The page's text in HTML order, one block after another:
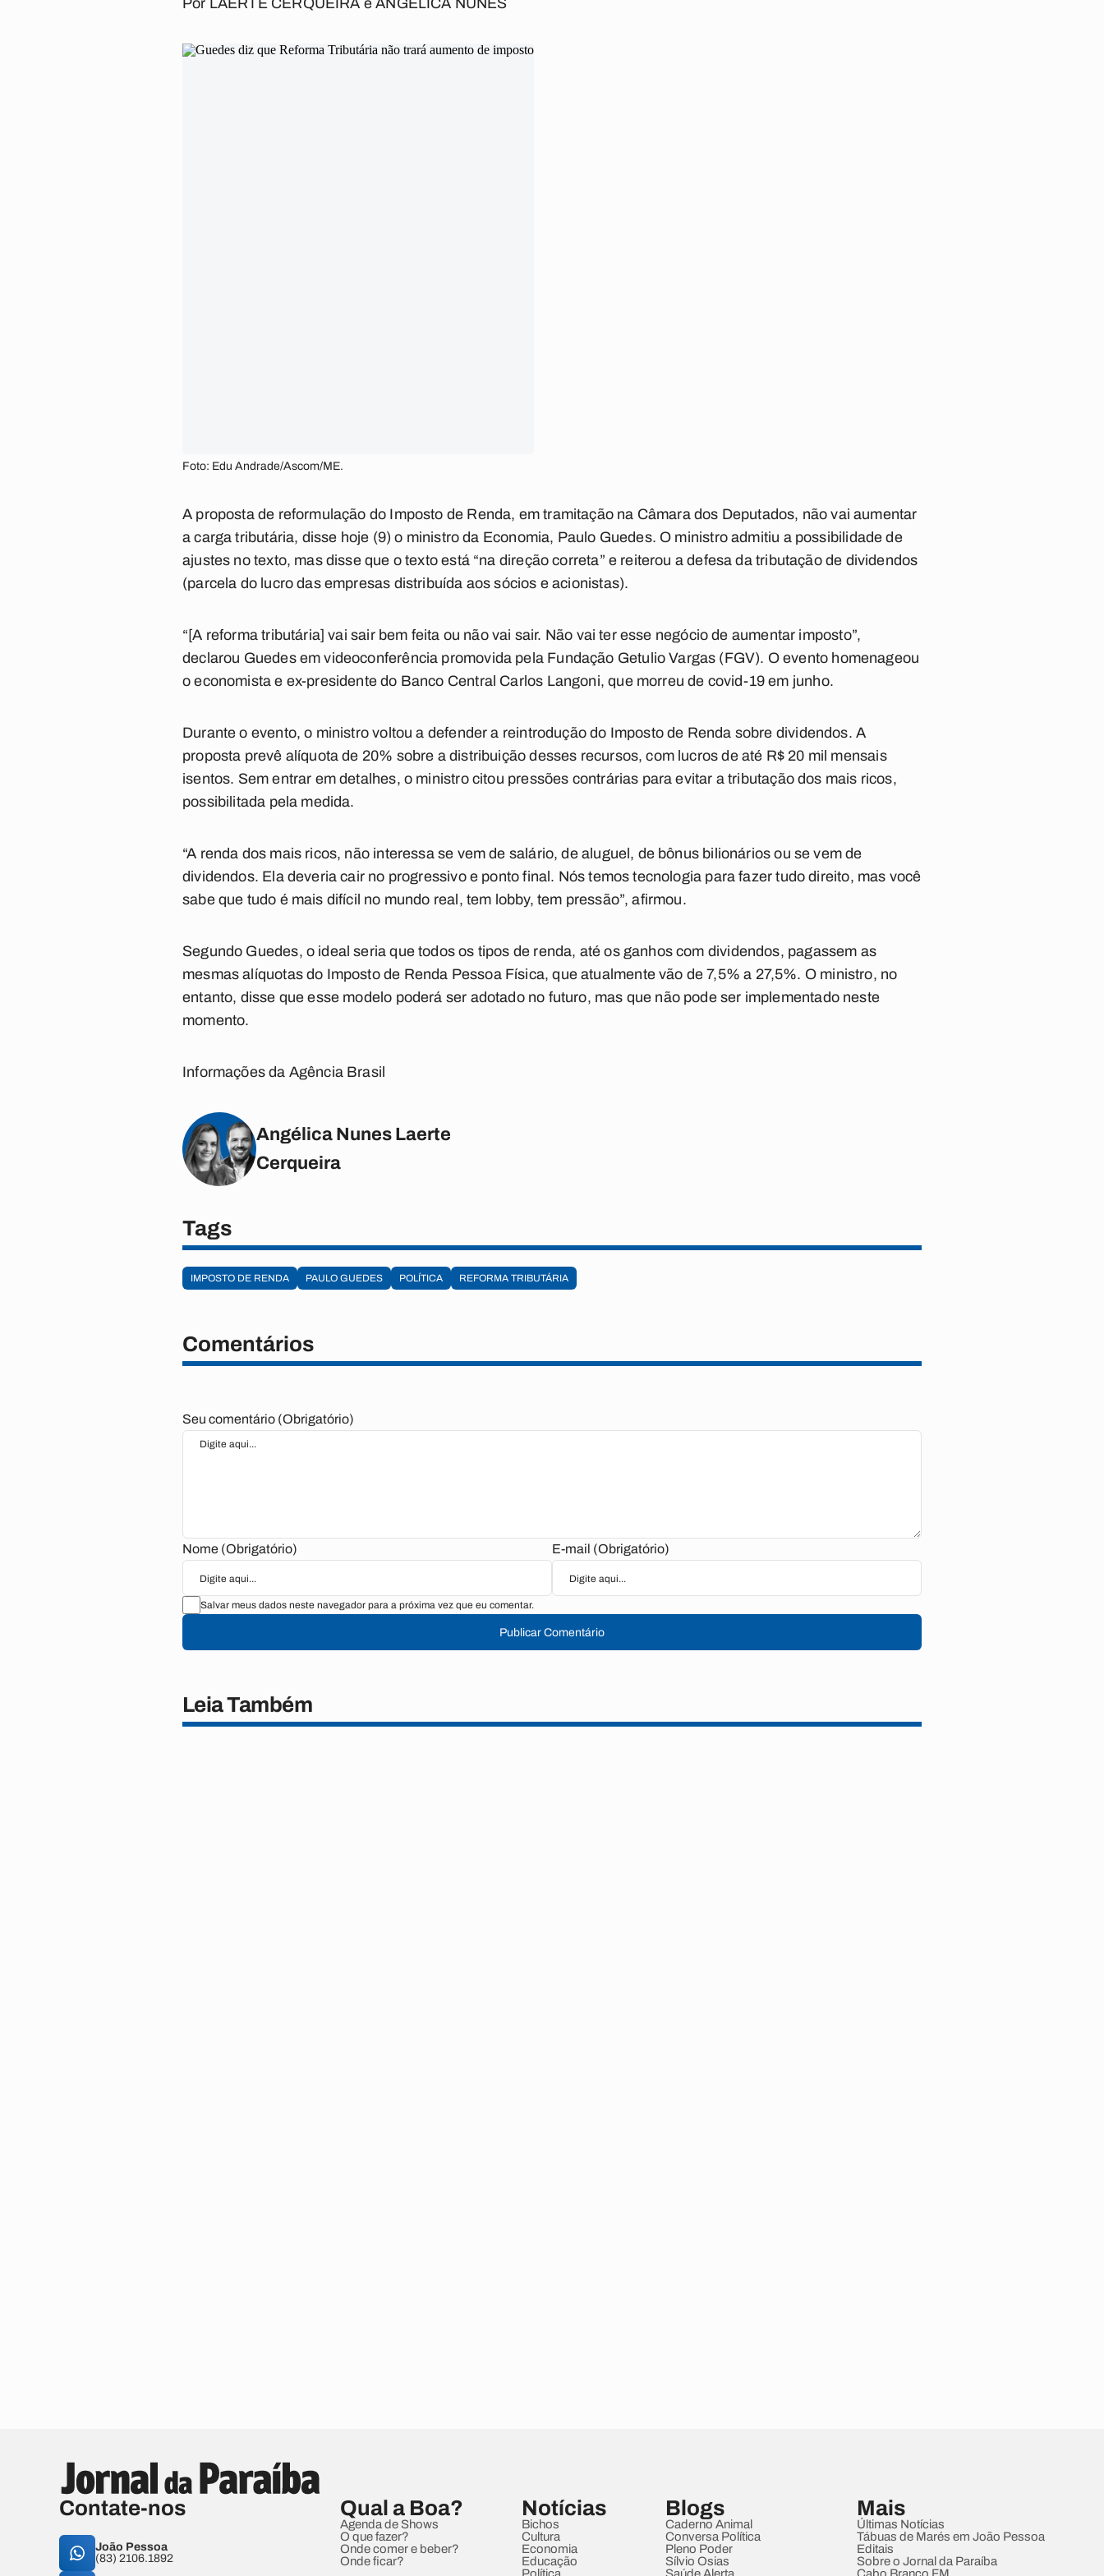
Por LAERTE CERQUEIRA e ANGÉLICA NUNES
Foto: Edu Andrade/Ascom/ME.
A proposta de reformulação do Imposto de Renda, em tramitação na Câmara dos Deputados, não vai aumentar
a carga tributária, disse hoje (9) o ministro da Economia, Paulo Guedes. O ministro admitiu a possibilidade de
ajustes no texto, mas disse que o texto está “na direção correta” e reiterou a defesa da tributação de dividendos
(parcela do lucro das empresas distribuída aos sócios e acionistas).
“[A reforma tributária] vai sair bem feita ou não vai sair. Não vai ter esse negócio de aumentar imposto”,
declarou Guedes em videoconferência promovida pela Fundação Getulio Vargas (FGV). O evento homenageou
o economista e ex-presidente do Banco Central Carlos Langoni, que morreu de covid-19 em junho.
Durante o evento, o ministro voltou a defender a reintrodução do Imposto de Renda sobre dividendos. A
proposta prevê alíquota de 20% sobre a distribuição desses recursos, com lucros de até R$ 20 mil mensais
isentos. Sem entrar em detalhes, o ministro citou pressões contrárias para evitar a tributação dos mais ricos,
possibilitada pela medida.
“A renda dos mais ricos, não interessa se vem de salário, de aluguel, de bônus bilionários ou se vem de
dividendos. Ela deveria cair no progressivo e ponto final. Nós temos tecnologia para fazer tudo direito, mas você
sabe que tudo é mais difícil no mundo real, tem lobby, tem pressão”, afirmou.
Segundo Guedes, o ideal seria que todos os tipos de renda, até os ganhos com dividendos, pagassem as
mesmas alíquotas do Imposto de Renda Pessoa Física, que atualmente vão de 7,5% a 27,5%. O ministro, no
entanto, disse que esse modelo poderá ser adotado no futuro, mas que não pode ser implementado neste
momento.
Informações da Agência Brasil
Angélica Nunes Laerte
Cerqueira
Tags
IMPOSTO DE RENDA PAULO GUEDES POLÍTICA REFORMA TRIBUTÁRIA
Comentários
Seu comentário (Obrigatório)
Nome (Obrigatório) E-mail (Obrigatório)
Salvar meus dados neste navegador para a próxima vez que eu comentar.
Publicar Comentário
Leia Também
Contate-nos
João Pessoa
(83) 2106.1892
Qual a Boa?
Agenda de Shows
O que fazer?
Onde comer e beber?
Onde ficar?
Notícias
Bichos
Cultura
Economia
Educação
Blogs
Caderno Animal
Conversa Política
Pleno Poder
Sílvio Osias
Mais
Últimas Notícias
Tábuas de Marés em João Pessoa
Editais
Sobre o Jornal da Paraíba